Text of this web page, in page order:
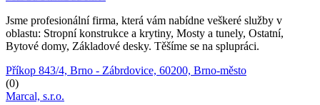
Jsme profesionální firma, která vám nabídne veškeré služby v
oblastu: Stropní konstrukce a krytiny, Mosty a tunely, Ostatní,
Bytové domy, Základové desky. Těšíme se na splupráci.
Příkop 843/4, Brno - Zábrdovice, 60200, Brno-město
(0)
Marcal, s.r.o.